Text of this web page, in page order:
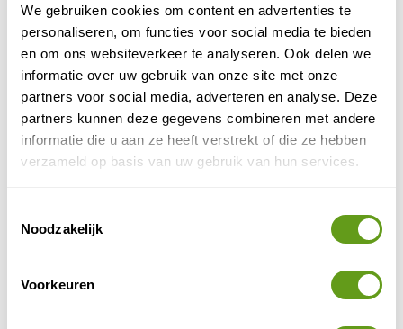
We gebruiken cookies om content en advertenties te
personaliseren, om functies voor social media te bieden
en om ons websiteverkeer te analyseren. Ook delen we
informatie over uw gebruik van onze site met onze
partners voor social media, adverteren en analyse. Deze
partners kunnen deze gegevens combineren met andere
informatie die u aan ze heeft verstrekt of die ze hebben
verzameld op basis van uw gebruik van hun services.
Noodzakelijk
Voorkeuren
here. Rustig vakantiehuis met veel faciliteiten en
een huurauto inbegrepen.
BEKIJK
Ross Holidays - Kleinschalig Kefalonia
Individuele reis
Knusse hotels & huizen op Kefalonia.
Weg van de massa, in de natuur.
DELEN VIA DE MAILDELEN OP PINTEREST
DELEN OP